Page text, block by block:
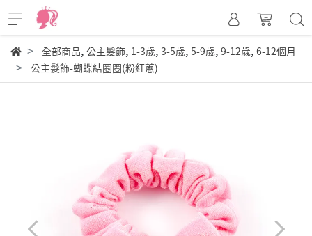
全部商品, 公主髮飾, 1-3歲, 3-5歲, 5-9歲, 9-12歲, 6-12個月
公主髮飾-蝴蝶結圈圈(粉紅蔥)